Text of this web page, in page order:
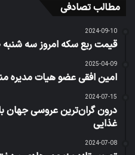
مطالب تصادفی
2024-09-10
قیمت ربع سکه امروز سه شنبه ۲۰ شهریور ۱۴۰۳
2025-04-09
امین افقی عضو هیات مدیره
2024-07-15
غذایی
2024-07-08